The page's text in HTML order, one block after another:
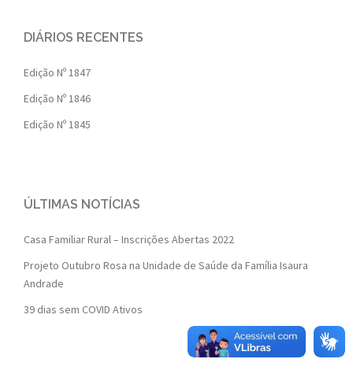
DIÁRIOS RECENTES
Edição Nº 1847
Edição Nº 1846
Edição Nº 1845
ÚLTIMAS NOTÍCIAS
Casa Familiar Rural – Inscrições Abertas 2022
Projeto Outubro Rosa na Unidade de Saúde da Família Isaura
Andrade
39 dias sem COVID Ativos